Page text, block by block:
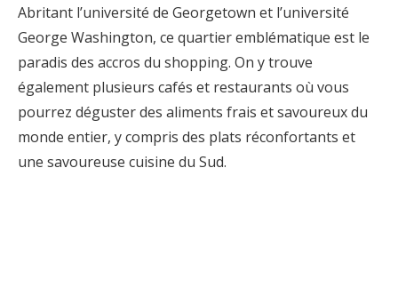
Abritant l’université de Georgetown et l’université
George Washington, ce quartier emblématique est le
paradis des accros du shopping. On y trouve
également plusieurs cafés et restaurants où vous
pourrez déguster des aliments frais et savoureux du
monde entier, y compris des plats réconfortants et
une savoureuse cuisine du Sud.